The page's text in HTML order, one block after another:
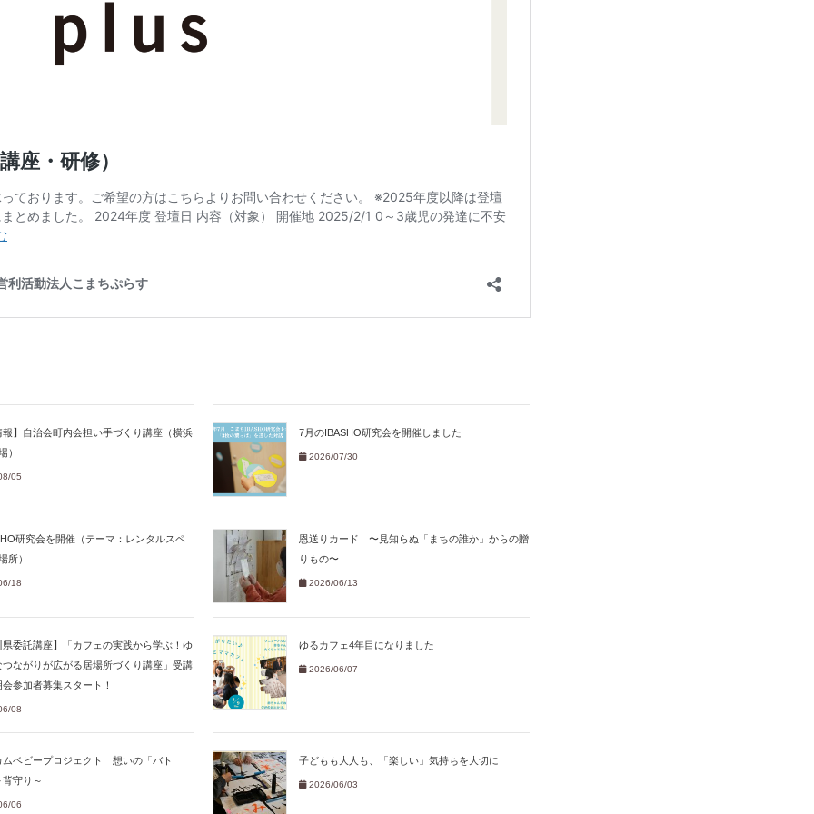
報】自治会町内会担い手づくり講座（横浜
）
05
7月のIBASHO研究会を開催しました
2026/07/30
研究会を開催（テーマ：レンタルスペ
所）
18
恩送りカード 〜見知らぬ「まちの誰か」からの贈
りもの〜
2026/06/13
県委託講座】「カフェの実践から学ぶ！ゆ
つながりが広がる居場所づくり講座」受講
参加者募集スタート！
08
ゆるカフェ4年目になりました
2026/06/07
ムベビープロジェクト 想いの「バト
守り～
06
子どもも大人も、「楽しい」気持ちを大切に
2026/06/03